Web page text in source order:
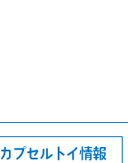
カプセルトイ情報